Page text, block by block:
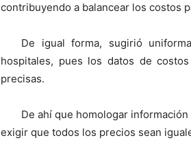
contribuyendo a balancear los costos
De igual forma, sugirió
hospitales, pues los datos de
precisas.
De ahí que homologar
exigir que todos los precios sean